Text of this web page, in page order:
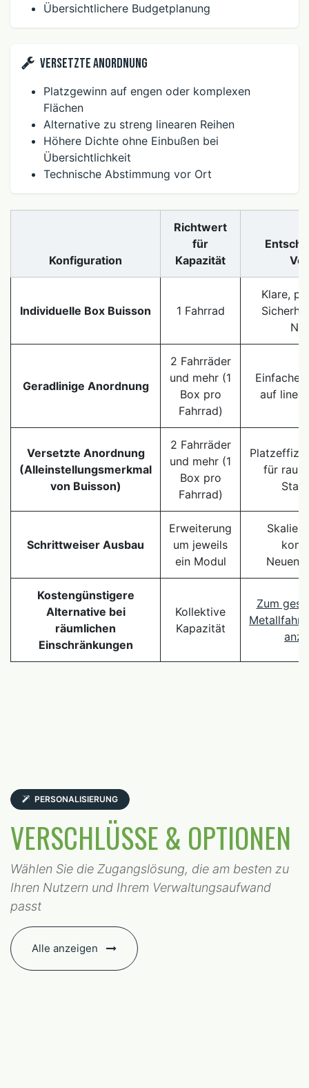
Übersichtlichere Budgetplanung
Versetzte Anordnung
Platzgewinn auf engen oder komplexen
Flächen
Alternative zu streng linearen Reihen
Höhere Dichte ohne Einbußen bei
Übersichtlichkeit
Technische Abstimmung vor Ort
Konfiguration
Richtwert
für
Kapazität
Individuelle Box Buisson 1 Fahrrad
Klare,
Geradlinige Anordnung
2 Fahrräder
und mehr (1
Box pro
Fahrrad)
Einfache
auf
Versetzte Anordnung
(Alleinstellungsmerkmal
von Buisson)
2 Fahrräder
und mehr (1
Box pro
Fahrrad)
für
Schrittweiser Ausbau
Erweiterung
um jeweils
ein Modul
Kostengünstigere
Alternative bei
räumlichen
Einschränkungen
Kollektive
Kapazität
Zum
PERSONALISIERUNG
VERSCHLÜSSE & OPTIONEN
Wählen Sie die Zugangslösung, die am besten zu
Ihren Nutzern und Ihrem Verwaltungsaufwand
passt
Alle anzeigen